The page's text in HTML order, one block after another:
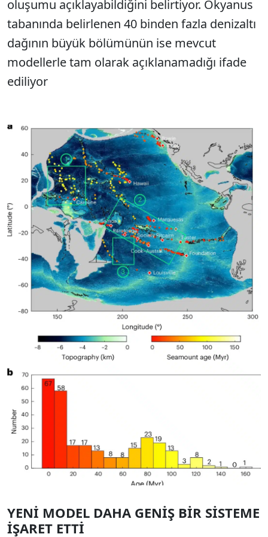
oluşumu açıklayabildiğini belirtiyor. Okyanus
tabanında belirlenen 40 binden fazla denizaltı
dağının büyük bölümünün ise mevcut
modellerle tam olarak açıklanamadığı ifade
ediliyor
YENİ MODEL DAHA GENİŞ BİR SİSTEME
İŞARET ETTİ